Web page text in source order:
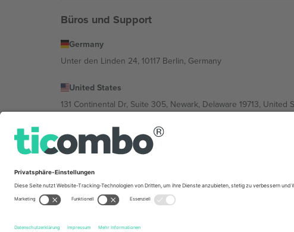
Büros und Support
Germany
Unter den Linden 24, 10117 Berlin, Germany
United States
131 Continental Dr, Suite 305, Newark, Delaware 19713, United
Bulgaria
Regus Sofia City West, bul Totleben 53-55, 1606 Sofia, Bulgaria
Mexico
Av Chapultepec 360, Roma Norte, Cuauhtémoc, 06700
im Impressum und in den Allgemeinen Geschäftsbedingungen.,